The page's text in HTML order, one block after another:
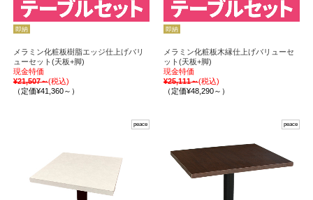
即納
メラミン化粧板樹脂エッジ仕上げバリ
ューセット(天板+脚)
現金特価
¥21,507～(税込)
（定価¥41,360～）
即納
メラミン化粧板木縁仕上げバリューセ
ット(天板+脚)
現金特価
¥25,111～(税込)
（定価¥48,290～）
peace peace